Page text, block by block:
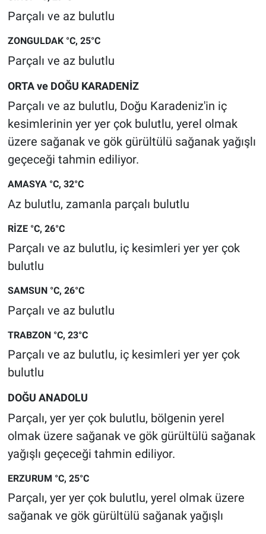
Parçalı ve az bulutlu
ZONGULDAK °C, 25°C
Parçalı ve az bulutlu
ORTA ve DOĞU KARADENİZ
Parçalı ve az bulutlu, Doğu Karadeniz'in iç
kesimlerinin yer yer çok bulutlu, yerel olmak
üzere sağanak ve gök gürültülü sağanak yağışlı
geçeceği tahmin ediliyor.
AMASYA °C, 32°C
Az bulutlu, zamanla parçalı bulutlu
RİZE °C, 26°C
Parçalı ve az bulutlu, iç kesimleri yer yer çok
bulutlu
SAMSUN °C, 26°C
Parçalı ve az bulutlu
TRABZON °C, 23°C
Parçalı ve az bulutlu, iç kesimleri yer yer çok
bulutlu
DOĞU ANADOLU
Parçalı, yer yer çok bulutlu, bölgenin yerel
olmak üzere sağanak ve gök gürültülü sağanak
yağışlı geçeceği tahmin ediliyor.
ERZURUM °C, 25°C
Parçalı, yer yer çok bulutlu, yerel olmak üzere
sağanak ve gök gürültülü sağanak yağışlı